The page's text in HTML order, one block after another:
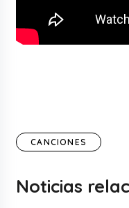
CANCIONES
Noticias